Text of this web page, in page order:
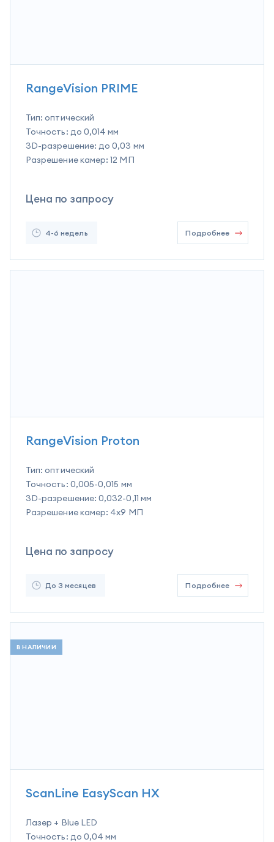
RangeVision PRIME
Тип: оптический
Точность: до 0,014 мм
3D-разрешение: до 0,03 мм
Разрешение камер: 12 МП
Цена по запросу
4-6 недель Подробнее
RangeVision Proton
Тип: оптический
Точность: 0,005-0,015 мм
3D-разрешение: 0,032-0,11 мм
Разрешение камер: 4x9 МП
Цена по запросу
До 3 месяцев Подробнее
В НАЛИЧИИ
ScanLine EasyScan HX
Лазер + Blue LED
Точность: до 0,04 мм